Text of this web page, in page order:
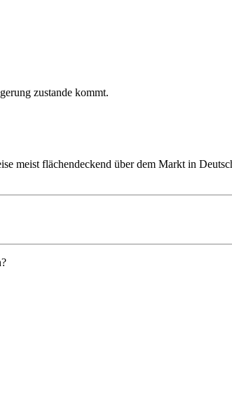
zustande kommt.
meist flächendeckend über dem Markt in